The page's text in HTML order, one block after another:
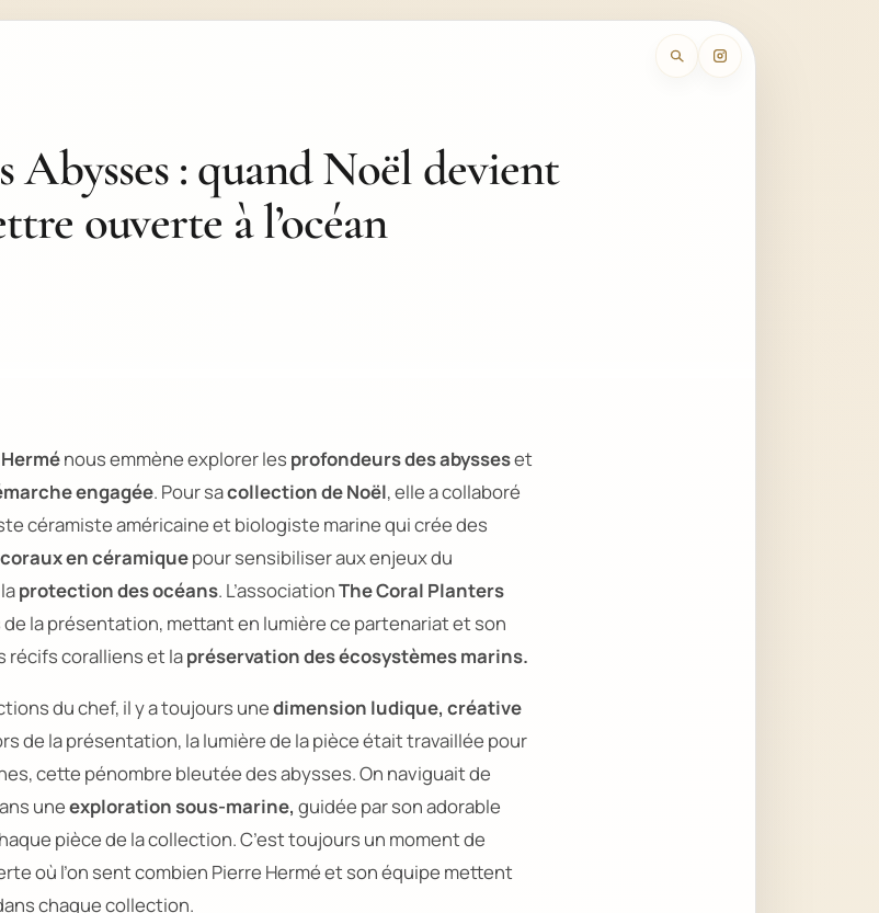
Abysses : quand Noël devient
ouverte à l’océan
nous emmène explorer les profondeurs des abysseset
engagée. Pour sacollection de Noël, elle a collaboré
céramiste américaine et biologiste marine qui crée des
coraux en céramiquepour sensibiliser aux enjeux du
protection des océans. L’associationThe Coral Planters
la présentation, mettant en lumière ce partenariat et son
récifs coralliens et lapréservation des écosystèmes marins.
du chef, il y a toujours unedimension ludique, créative
de la présentation, la lumière de la pièce était travaillée pour
cette pénombre bleutée des abysses. On naviguait de
uneexploration sous-marine, guidée par son adorable
pièce de la collection. C’est toujours un moment de
où l’on sent combien Pierre Hermé et son équipe mettent
chaque collection.